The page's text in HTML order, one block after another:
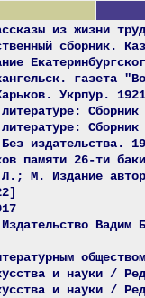
из жизни
сборник.
газета
Укрпур. 1921
литературе:
литературе:
издательства.
памяти 26-ти
Л.; М. Издание
Вадим
и науки /
и науки /